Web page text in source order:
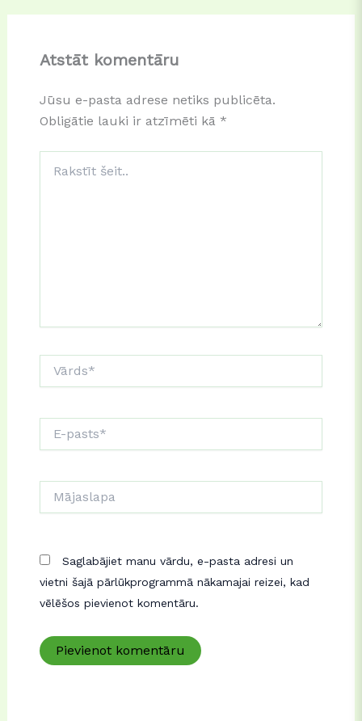
Atstāt komentāru
Jūsu e-pasta adrese netiks publicēta.
Obligātie lauki ir atzīmēti kā *
šeit..
pasts*
Saglabājiet manu vārdu, e-pasta adresi un
vietni šajā pārlūkprogrammā nākamajai reizei, kad
vēlēšos pievienot komentāru.